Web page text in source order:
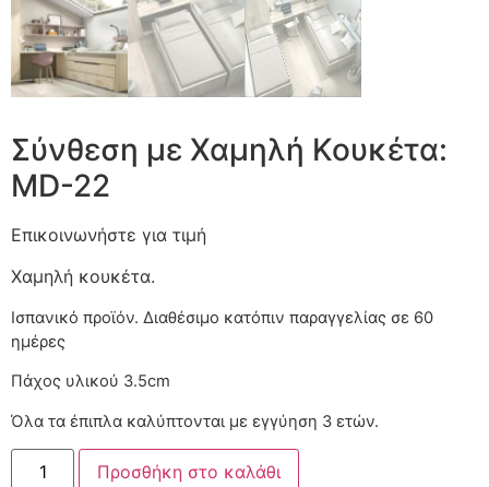
Σύνθεση με Χαμηλή Κουκέτα:
MD-22
Επικοινωνήστε για τιμή
Χαμηλή κουκέτα.
Ισπανικό προϊόν. Διαθέσιμο κατόπιν παραγγελίας
Πάχος υλικού 3.5cm
Όλα τα έπιπλα καλύπτονται με εγγύηση 3 ετών.
Προσθήκη στο καλάθι